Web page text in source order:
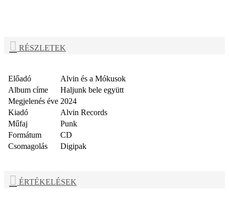
RÉSZLETEK
Előadó
Alvin és a Mókusok
Album címe
Haljunk bele együtt
Megjelenés éve 2024
Kiadó
Alvin Records
Műfaj
Punk
Formátum
CD
Csomagolás
Digipak
ÉRTÉKELÉSEK